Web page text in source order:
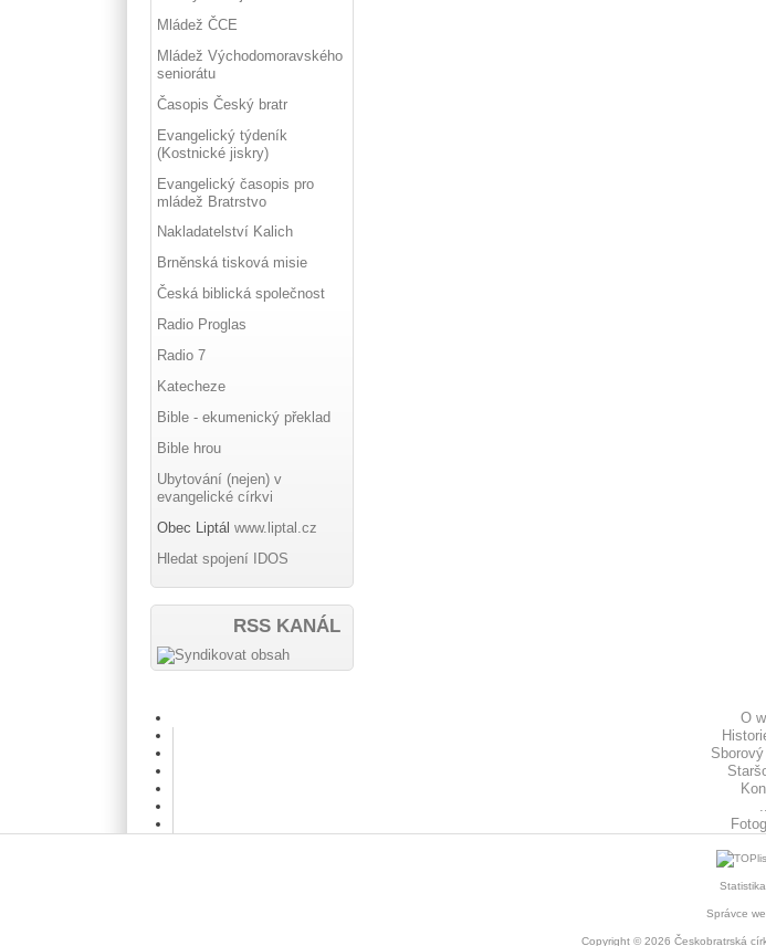
Mládež ČCE
Mládež Východomoravského
seniorátu
Časopis Český bratr
Evangelický týdeník
(Kostnické jiskry)
Evangelický časopis pro
mládež Bratrstvo
Nakladatelství Kalich
Brněnská tisková misie
Česká biblická společnost
Radio Proglas
Radio 7
Katecheze
Bible - ekumenický překlad
Bible hrou
Ubytování (nejen) v
evangelické církvi
Obec Liptálwww.liptal.cz
Hledat spojení IDOS
RSS KANÁL
O
Statistika
Správce
Copyright © 2026 Českobratrská